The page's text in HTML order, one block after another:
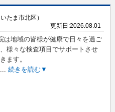
たま市北区）
更新日:2026.08.01
は地域の皆様が健康で日々を過ご
様々な検査項目でサポートさせ
ます。
... 続きを読む▼